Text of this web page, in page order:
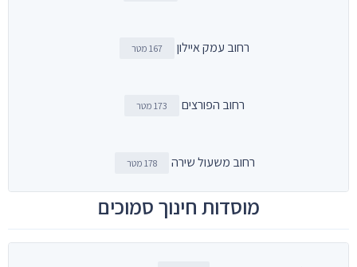
רחוב עמק איילון 167 מטר
רחוב הפורצים 173 מטר
רחוב משעול שירה 178 מטר
מוסדות חינוך סמוכים